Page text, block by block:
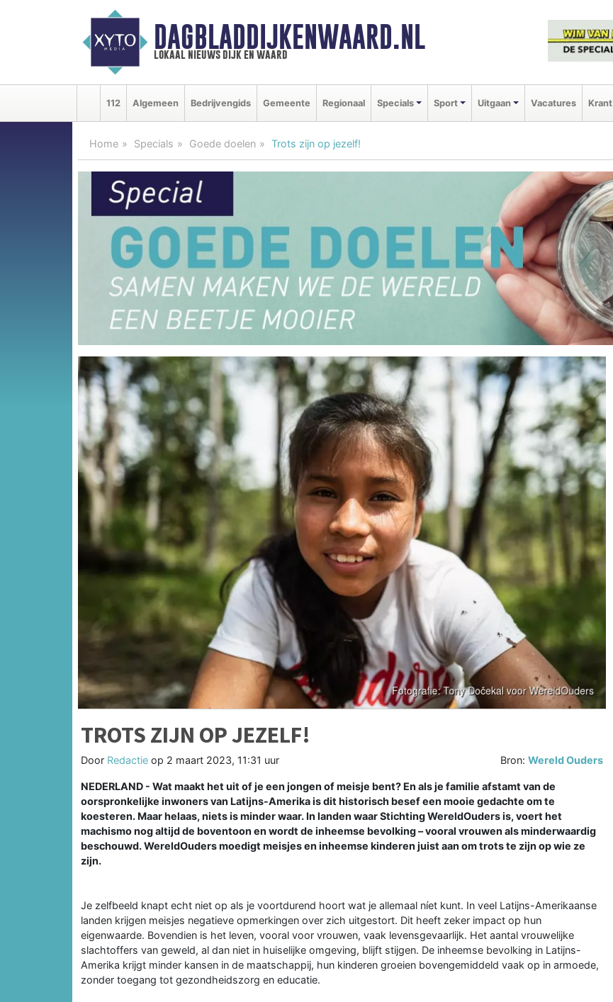
DAGBLADDIJKENWAARD.NL
lokaal nieuws dijk en waard
112 Algemeen Bedrijvengids Gemeente Regionaal Specials Sport Uitgaan Vacatures Krant
Home Specials Goede doelen Trots zijn op jezelf!
TROTS ZIJN OP JEZELF!
Door Redactie op 2 maart 2023, 11:31 uur Bron:Wereld Ouders
NEDERLAND - Wat maakt het uit of je een jongen of meisje bent? En als je familie afstamt van de
oorspronkelijke inwoners van Latijns-Amerika is dit historisch besef een mooie gedachte om te
koesteren. Maar helaas, niets is minder waar. In landen waar Stichting WereldOuders is, voert het
machismo nog altijd de boventoon en wordt de inheemse bevolking – vooral vrouwen als minderwaardig
beschouwd. WereldOuders moedigt meisjes en inheemse kinderen juist aan om trots te zijn op wie ze
zijn.
Je zelfbeeld knapt echt niet op als je voortdurend hoort wat je allemaal níet kunt. In veel Latijns-Amerikaanse
landen krijgen meisjes negatieve opmerkingen over zich uitgestort. Dit heeft zeker impact op hun
eigenwaarde. Bovendien is het leven, vooral voor vrouwen, vaak levensgevaarlijk. Het aantal vrouwelijke
slachtoffers van geweld, al dan niet in huiselijke omgeving, blijft stijgen. De inheemse bevolking in Latijns-
Amerika krijgt minder kansen in de maatschappij, hun kinderen groeien bovengemiddeld vaak op in armoede,
zonder toegang tot gezondheidszorg en educatie.